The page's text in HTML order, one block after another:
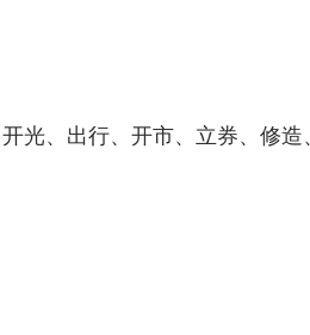
光、出行、开市、立券、修造、